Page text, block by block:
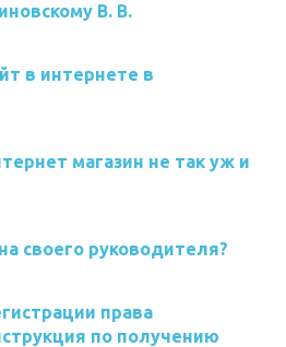
В. В.
в интернете в
магазин не так уж и
своего руководителя?
права
по получению